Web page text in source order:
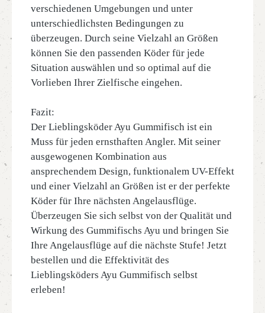
verschiedenen Umgebungen und unter
unterschiedlichsten Bedingungen zu
überzeugen. Durch seine Vielzahl an Größen
können Sie den passenden Köder für jede
Situation auswählen und so optimal auf die
Vorlieben Ihrer Zielfische eingehen.
Fazit:
Der Lieblingsköder Ayu Gummifisch ist ein
Muss für jeden ernsthaften Angler. Mit seiner
ausgewogenen Kombination aus
ansprechendem Design, funktionalem UV-Effekt
und einer Vielzahl an Größen ist er der perfekte
Köder für Ihre nächsten Angelausflüge.
Überzeugen Sie sich selbst von der Qualität und
Wirkung des Gummifischs Ayu und bringen Sie
Ihre Angelausflüge auf die nächste Stufe! Jetzt
bestellen und die Effektivität des
Lieblingsköders Ayu Gummifisch selbst
erleben!